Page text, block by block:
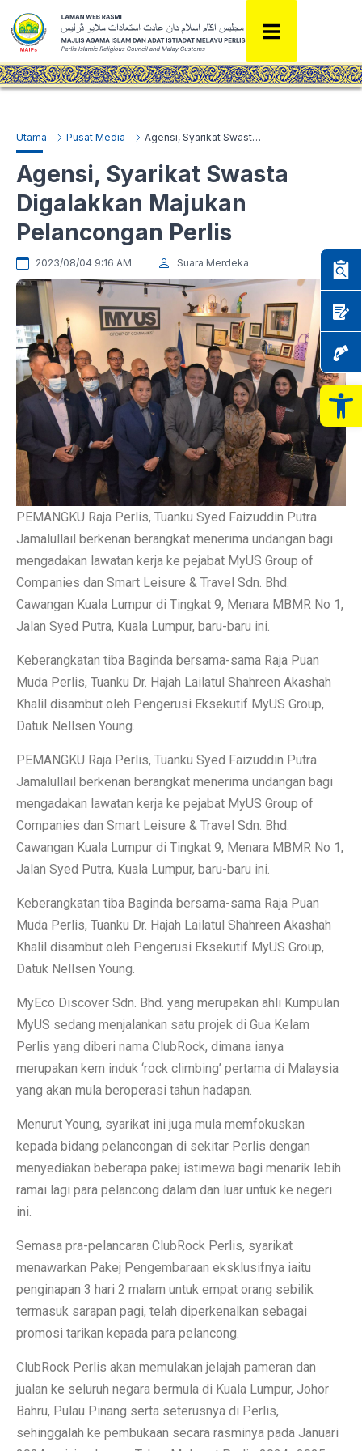
Utama Pusat Media Agensi, Syarikat Swasta Digalakkan Majukan Pelancongan Perlis
Agensi, Syarikat Swasta
Digalakkan Majukan
Pelancongan Perlis
2023/08/04 9:16 AM Suara Merdeka
PEMANGKU Raja Perlis, Tuanku Syed Faizuddin Putra
Jamalullail berkenan berangkat menerima undangan bagi
mengadakan lawatan kerja ke pejabat MyUS Group of
Companies dan Smart Leisure & Travel Sdn. Bhd.
Cawangan Kuala Lumpur di Tingkat 9, Menara MBMR No 1,
Jalan Syed Putra, Kuala Lumpur, baru-baru ini.
Keberangkatan tiba Baginda bersama-sama Raja Puan
Muda Perlis, Tuanku Dr. Hajah Lailatul Shahreen Akashah
Khalil disambut oleh Pengerusi Eksekutif MyUS Group,
Datuk Nellsen Young.
PEMANGKU Raja Perlis, Tuanku Syed Faizuddin Putra
Jamalullail berkenan berangkat menerima undangan bagi
mengadakan lawatan kerja ke pejabat MyUS Group of
Companies dan Smart Leisure & Travel Sdn. Bhd.
Cawangan Kuala Lumpur di Tingkat 9, Menara MBMR No 1,
Jalan Syed Putra, Kuala Lumpur, baru-baru ini.
Keberangkatan tiba Baginda bersama-sama Raja Puan
Muda Perlis, Tuanku Dr. Hajah Lailatul Shahreen Akashah
Khalil disambut oleh Pengerusi Eksekutif MyUS Group,
Datuk Nellsen Young.
MyEco Discover Sdn. Bhd. yang merupakan ahli Kumpulan
MyUS sedang menjalankan satu projek di Gua Kelam
Perlis yang diberi nama ClubRock, dimana ianya
merupakan kem induk ‘rock climbing’ pertama di Malaysia
yang akan mula beroperasi tahun hadapan.
Menurut Young, syarikat ini juga mula memfokuskan
kepada bidang pelancongan di sekitar Perlis dengan
menyediakan beberapa pakej istimewa bagi menarik lebih
ramai lagi para pelancong dalam dan luar untuk ke negeri
ini.
Semasa pra-pelancaran ClubRock Perlis, syarikat
menawarkan Pakej Pengembaraan eksklusifnya iaitu
penginapan 3 hari 2 malam untuk empat orang sebilik
termasuk sarapan pagi, telah diperkenalkan sebagai
promosi tarikan kepada para pelancong.
ClubRock Perlis akan memulakan jelajah pameran dan
jualan ke seluruh negara bermula di Kuala Lumpur, Johor
Bahru, Pulau Pinang serta seterusnya di Perlis,
sehinggalah ke pembukaan secara rasminya pada Januari